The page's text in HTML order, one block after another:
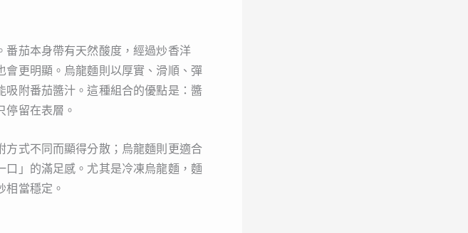
番茄本身帶有天然酸度，經過炒香洋
會更明顯。烏龍麵則以厚實、滑順、彈
吸附番茄醬汁。這種組合的優點是：醬
停留在表層。
方式不同而顯得分散；烏龍麵則更適合
」的滿足感。尤其是冷凍烏龍麵，麵
相當穩定。